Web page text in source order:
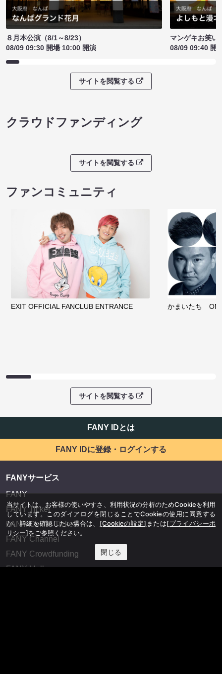
８月本公演（8/1～8/23）
08/09 09:30 開場 10:00 開演
マンゲキお笑い
08/09 09:40 開
サイトを閲覧する
クラウドファンディング
サイトを閲覧する
ファンコミュニティ
EXIT OFFICIAL FANCLUB ENTRANCE かまいたち
サイトを閲覧する
FANY IDとは
FANY IDに登録・ログインする
FANYサービス
FANY
FANY Ticket
FANY Online Ticket
FANY Channel
FANY Crowdfunding
FANY Mall
当サイトは、お客様の使いやすさ、利用状況の分析のためCookieを利用
しています。このダイアログを閉じることでCookieの使用に同意する
か、詳細を確認したい場合は、 [Cookieの設定] または[プライバシーポ
リシー]をご参照ください。
閉じる